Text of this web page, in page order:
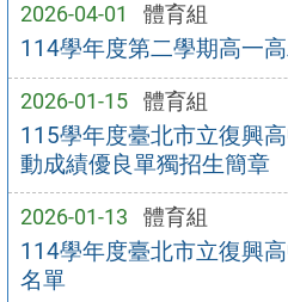
2026-04-01 體育組
114學年度第二學期高一
2026-01-15 體育組
115學年度臺北市立復興
動成績優良單獨招生簡章
2026-01-13 體育組
114學年度臺北市立復興
名單